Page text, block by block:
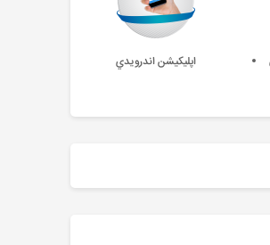
اپليکيشن اندرويدي